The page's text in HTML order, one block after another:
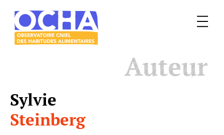
Menu
Auteur
Sylvie
Steinberg